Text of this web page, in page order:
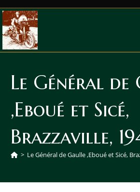
Le Général de
,Eboué et Sicé,
Brazzaville,
> Le Général de Gaulle ,Eboué et Sicé,